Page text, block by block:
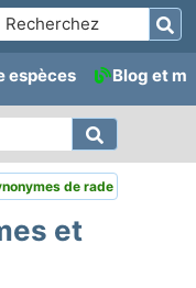
espèces Blog et
de rade
et